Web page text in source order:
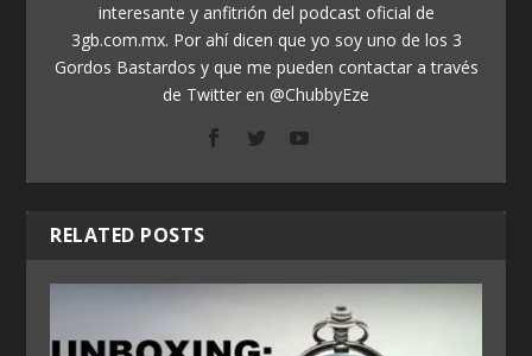
interesante y anfitrión del podcast oficial de
3gb.com.mx. Por ahí dicen que yo soy uno de los 3
Gordos Bastardos y que me pueden contactar a través
de Twitter en @ChubbyEze
RELATED POSTS